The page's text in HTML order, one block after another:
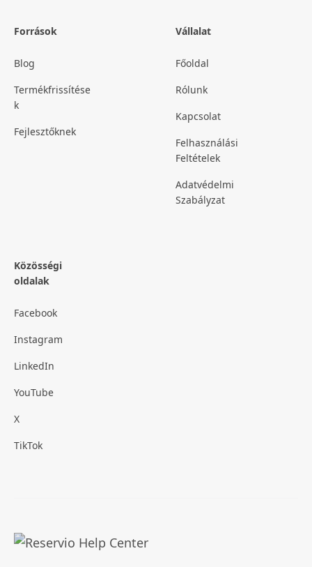
Források
Blog
Termékfrissítése
k
Fejlesztőknek
Vállalat
Főoldal
Rólunk
Kapcsolat
Felhasználási
Feltételek
Adatvédelmi
Szabályzat
Közösségi
oldalak
Facebook
Instagram
LinkedIn
YouTube
X
TikTok